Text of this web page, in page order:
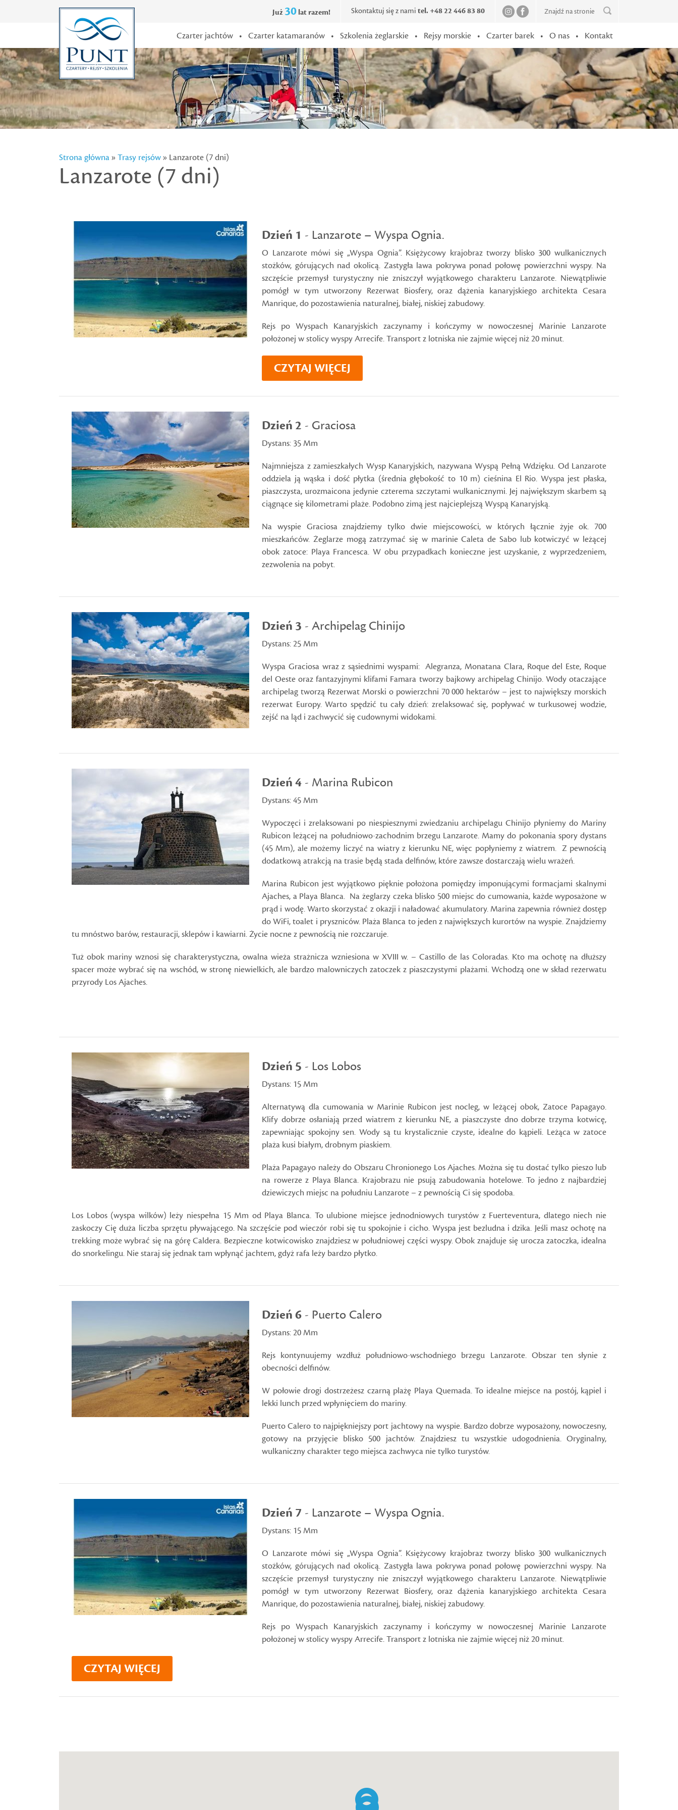
Skontaktuj się z nami tel. +48 22 446 83 80
Już 30 lat razem!
Czarter jachtów • Czarter katamaranów • Szkolenia żeglarskie • Rejsy morskie • Czarter barek • O nas • Kontakt
Strona główna»Trasy rejsów» Lanzarote (7 dni)
Lanzarote (7 dni)
Dzień 1 - Lanzarote – Wyspa Ognia.
O Lanzarote mówi się „Wyspa Ognia”. Księżycowy krajobraz tworzy blisko 300 wulkanicznych
stożków, górujących nad okolicą. Zastygła lawa pokrywa ponad połowę powierzchni wyspy. Na
szczęście przemysł turystyczny nie zniszczył wyjątkowego charakteru Lanzarote. Niewątpliwie
pomógł w tym utworzony Rezerwat Biosfery, oraz dążenia kanaryjskiego architekta Cesara
Manrique, do pozostawienia naturalnej, białej, niskiej zabudowy.
Rejs po Wyspach Kanaryjskich zaczynamy i kończymy w nowoczesnej Marinie Lanzarote
położonej w stolicy wyspy Arrecife. Transport z lotniska nie zajmie więcej niż 20 minut.
CZYTAJ WIĘCEJ
Dzień 2 - Graciosa
Dystans: 35 Mm
Najmniejsza z zamieszkałych Wysp Kanaryjskich, nazywana Wyspą Pełną Wdzięku. Od Lanzarote
oddziela ją wąska i dość płytka (średnia głębokość to 10 m) cieśnina El Rio. Wyspa jest płaska,
piaszczysta, urozmaicona jedynie czterema szczytami wulkanicznymi. Jej największym skarbem są
ciągnące się kilometrami plaże. Podobno zimą jest najcieplejszą Wyspą Kanaryjską.
Na wyspie Graciosa znajdziemy tylko dwie miejscowości, w których łącznie żyje ok. 700
mieszkańców. Żeglarze mogą zatrzymać się w marinie Caleta de Sabo lub kotwiczyć w leżącej
obok zatoce: Playa Francesca. W obu przypadkach konieczne jest uzyskanie, z wyprzedzeniem,
zezwolenia na pobyt.
Dzień 3 - Archipelag Chinijo
Dystans: 25 Mm
Wyspa Graciosa wraz z sąsiednimi wyspami: Alegranza, Monatana Clara, Roque del Este, Roque
del Oeste oraz fantazyjnymi klifami Famara tworzy bajkowy archipelag Chinijo. Wody otaczające
archipelag tworzą Rezerwat Morski o powierzchni 70 000 hektarów – jest to największy morskich
rezerwat Europy. Warto spędzić tu cały dzień: zrelaksować się, popływać w turkusowej wodzie,
zejść na ląd i zachwycić się cudownymi widokami.
Dzień 4 - Marina Rubicon
Dystans: 45 Mm
Wypoczęci i zrelaksowani po niespiesznymi zwiedzaniu archipelagu Chinijo płyniemy do Mariny
Rubicon leżącej na południowo-zachodnim brzegu Lanzarote. Mamy do pokonania spory dystans
(45 Mm), ale możemy liczyć na wiatry z kierunku NE, więc popłyniemy z wiatrem. Z pewnością
dodatkową atrakcją na trasie będą stada delfinów, które zawsze dostarczają wielu wrażeń.
Marina Rubicon jest wyjątkowo pięknie położona pomiędzy imponującymi formacjami skalnymi
Ajaches, a Playa Blanca. Na żeglarzy czeka blisko 500 miejsc do cumowania, każde wyposażone w
prąd i wodę. Warto skorzystać z okazji i naładować akumulatory. Marina zapewnia również dostęp
do WiFi, toalet i pryszniców. Plaża Blanca to jeden z największych kurortów na wyspie. Znajdziemy
tu mnóstwo barów, restauracji, sklepów i kawiarni. Życie nocne z pewnością nie rozczaruje.
Tuż obok mariny wznosi się charakterystyczna, owalna wieża strażnicza wzniesiona w XVIII w. – Castillo de las Coloradas. Kto ma ochotę na dłuższy
spacer może wybrać się na wschód, w stronę niewielkich, ale bardzo malowniczych zatoczek z piaszczystymi plażami. Wchodzą one w skład rezerwatu
przyrody Los Ajaches.
Dzień 5 - Los Lobos
Dystans: 15 Mm
Alternatywą dla cumowania w Marinie Rubicon jest nocleg, w leżącej obok, Zatoce Papagayo.
Klify dobrze osłaniają przed wiatrem z kierunku NE, a piaszczyste dno dobrze trzyma kotwicę,
zapewniając spokojny sen. Wody są tu krystalicznie czyste, idealne do kąpieli. Leżąca w zatoce
plaża kusi białym, drobnym piaskiem.
Plaża Papagayo należy do Obszaru Chronionego Los Ajaches. Można się tu dostać tylko pieszo lub
na rowerze z Playa Blanca. Krajobrazu nie psują zabudowania hotelowe. To jedno z najbardziej
dziewiczych miejsc na południu Lanzarote – z pewnością Ci się spodoba.
Los Lobos (wyspa wilków) leży niespełna 15 Mm od Playa Blanca. To ulubione miejsce jednodniowych turystów z Fuerteventura, dlatego niech nie
zaskoczy Cię duża liczba sprzętu pływającego. Na szczęście pod wieczór robi się tu spokojnie i cicho. Wyspa jest bezludna i dzika. Jeśli masz ochotę na
trekking może wybrać się na górę Caldera. Bezpieczne kotwicowisko znajdziesz w południowej części wyspy. Obok znajduje się urocza zatoczka, idealna
do snorkelingu. Nie staraj się jednak tam wpłynąć jachtem, gdyż rafa leży bardzo płytko.
Dzień 6 - Puerto Calero
Dystans: 20 Mm
Rejs kontynuujemy wzdłuż południowo-wschodniego brzegu Lanzarote. Obszar ten słynie z
obecności delfinów.
W połowie drogi dostrzeżesz czarną plażę Playa Quemada. To idealne miejsce na postój, kąpiel i
lekki lunch przed wpłynięciem do mariny.
Puerto Calero to najpiękniejszy port jachtowy na wyspie. Bardzo dobrze wyposażony, nowoczesny,
gotowy na przyjęcie blisko 500 jachtów. Znajdziesz tu wszystkie udogodnienia. Oryginalny,
wulkaniczny charakter tego miejsca zachwyca nie tylko turystów.
Dzień 7 - Lanzarote – Wyspa Ognia.
Dystans: 15 Mm
O Lanzarote mówi się „Wyspa Ognia”. Księżycowy krajobraz tworzy blisko 300 wulkanicznych
stożków, górujących nad okolicą. Zastygła lawa pokrywa ponad połowę powierzchni wyspy. Na
szczęście przemysł turystyczny nie zniszczył wyjątkowego charakteru Lanzarote. Niewątpliwie
pomógł w tym utworzony Rezerwat Biosfery, oraz dążenia kanaryjskiego architekta Cesara
Manrique, do pozostawienia naturalnej, białej, niskiej zabudowy.
Rejs po Wyspach Kanaryjskich zaczynamy i kończymy w nowoczesnej Marinie Lanzarote
położonej w stolicy wyspy Arrecife. Transport z lotniska nie zajmie więcej niż 20 minut.
CZYTAJ WIĘCEJ